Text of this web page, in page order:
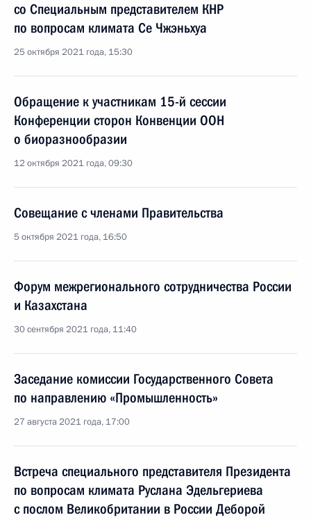
со Специальным представителем КНР
по вопросам климата Се Чжэньхуа
25 октября 2021 года, 15:30
Обращение к участникам 15-й сессии
Конференции сторон Конвенции ООН
о биоразнообразии
12 октября 2021 года, 09:30
Совещание с членами Правительства
5 октября 2021 года, 16:50
Форум межрегионального сотрудничества России
и Казахстана
30 сентября 2021 года, 11:40
Заседание комиссии Государственного Совета
по направлению «Промышленность»
27 августа 2021 года, 17:00
Встреча специального представителя Президента
по вопросам климата Руслана Эдельгериева
с послом Великобритании в России Деборой